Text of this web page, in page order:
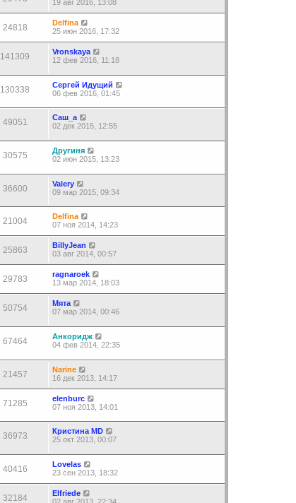
19 авг 2016, 13:08
24818
Delfina
25 июн 2016, 17:32
141309
Vronskaya
12 фев 2016, 11:18
130338
Сергей Идущий
06 фев 2016, 01:45
49051
Саш_а
02 дек 2015, 12:55
30575
Другиня
02 июн 2015, 13:23
36600
Valery
09 мар 2015, 09:34
21004
Delfina
07 ноя 2014, 14:23
25863
BillyJean
03 авг 2014, 00:57
29783
ragnaroek
13 мар 2014, 18:03
50754
Мята
07 мар 2014, 00:46
67464
Анкоридж
04 фев 2014, 22:35
21457
Narine
16 дек 2013, 14:17
71285
elenburc
07 ноя 2013, 14:01
36973
Кристина MD
25 окт 2013, 00:07
40416
Lovelas
23 сен 2013, 18:32
32184
Elfriede